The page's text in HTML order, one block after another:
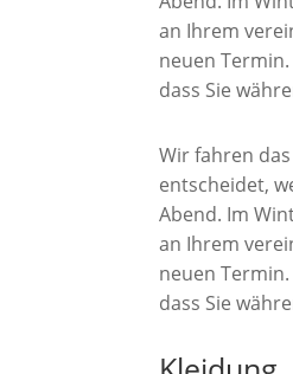
an Ihrem
neuen
dass Sie
Wir fahren
entscheidet,
Abend. Im
an Ihrem
neuen
dass Sie